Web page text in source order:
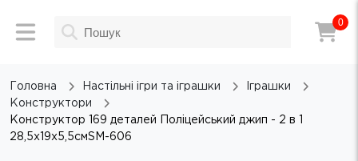
0
Головна Настільні ігри та іграшки
Іграшки
Конструктори
Конструктор 169 деталей Поліцейський джип - 2 в 1
28,5х19х5,5смSM-606